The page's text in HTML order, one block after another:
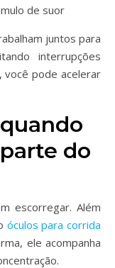
de suor
juntos para
interrupções
você pode acelerar
do
escorregar. Além
óculos para corrida
ele acompanha